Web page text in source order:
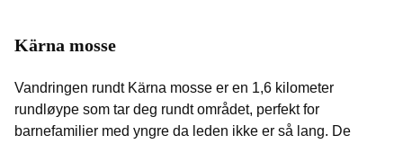
Kärna mosse
Vandringen rundt Kärna mosse er en 1,6 kilometer
rundløype som tar deg rundt området, perfekt for
barnefamilier med yngre da leden ikke er så lang. De